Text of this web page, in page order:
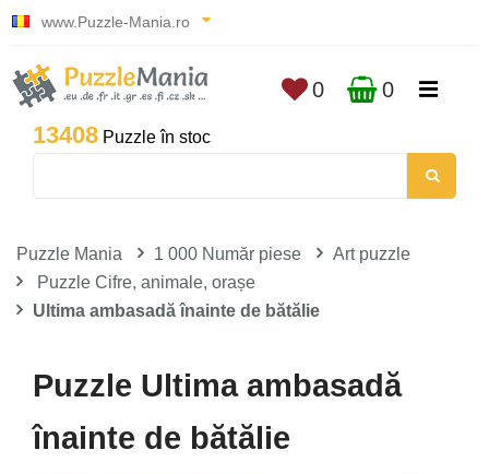
www.Puzzle-Mania.ro
13408 Puzzle în stoc
0 0
Puzzle Mania 1 000 Număr piese
Art puzzle
Puzzle Cifre, animale, orașe
Ultima ambasadă înainte de bătălie
Puzzle Ultima ambasadă
înainte de bătălie